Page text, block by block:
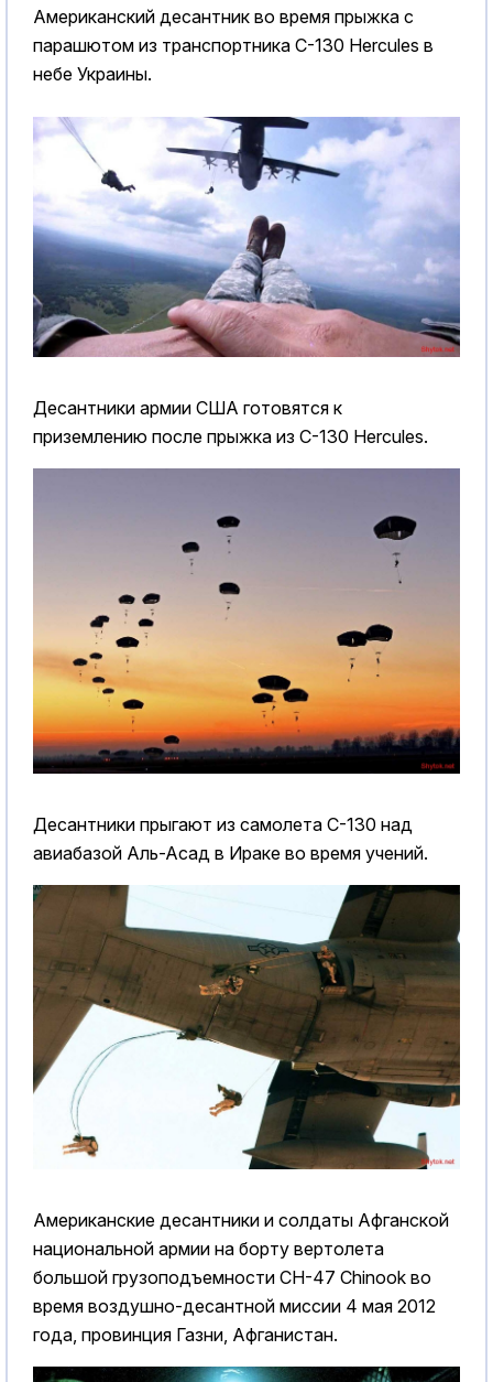
Американский десантник во время прыжка с
парашютом из транспортника C-130 Hercules в
небе Украины.
Десантники армии США готовятся к
приземлению после прыжка из C-130 Hercules.
Десантники прыгают из самолета С-130 над
авиабазой Аль-Асад в Ираке во время учений.
Американские десантники и солдаты Афганской
национальной армии на борту вертолета
большой грузоподъемности CH-47 Chinook во
время воздушно-десантной миссии 4 мая 2012
года, провинция Газни, Афганистан.